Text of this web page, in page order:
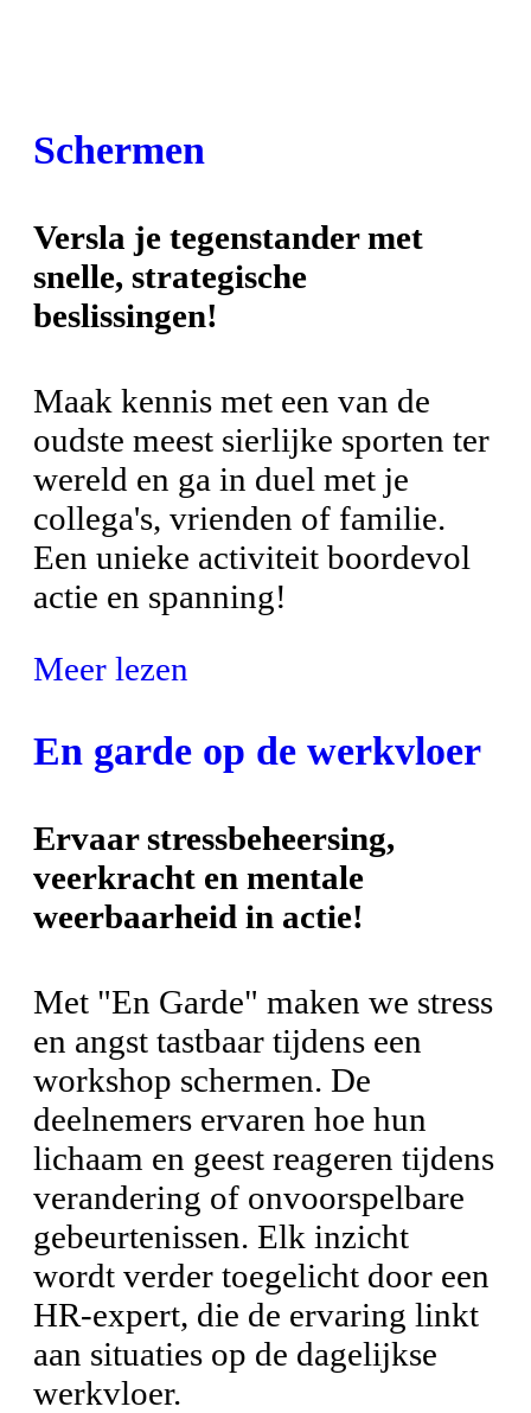
Schermen
Versla je tegenstander met
snelle, strategische
beslissingen!
Maak kennis met een van de
oudste meest sierlijke sporten ter
wereld en ga in duel met je
collega's, vrienden of familie.
Een unieke activiteit boordevol
actie en spanning!
Meer lezen
En garde op de werkvloer
Ervaar stressbeheersing,
veerkracht en mentale
weerbaarheid in actie!
Met "En Garde" maken we stress
en angst tastbaar tijdens een
workshop schermen. De
deelnemers ervaren hoe hun
lichaam en geest reageren tijdens
verandering of onvoorspelbare
gebeurtenissen. Elk inzicht
wordt verder toegelicht door een
HR-expert, die de ervaring linkt
aan situaties op de dagelijkse
werkvloer.